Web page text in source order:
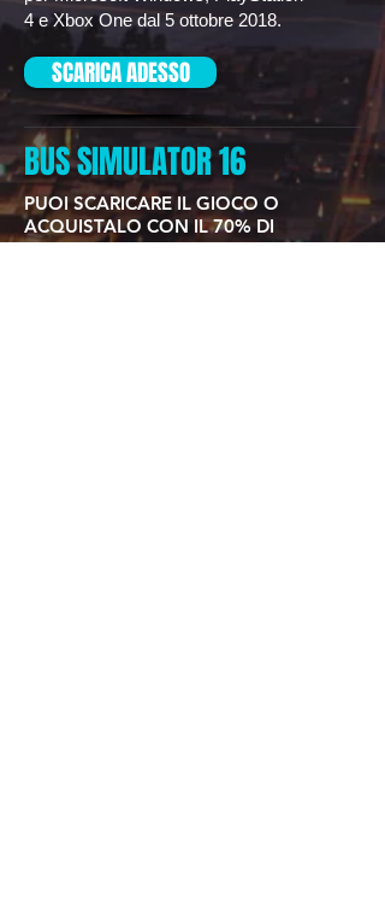
4eXbox One dal 5 ottobre 2018.
SCARICA ADESSO
BUS SIMULATOR 16
PUOI SCARICARE IL GIOCO O
ACQUISTALO CON IL 70% DI
SCONTO!